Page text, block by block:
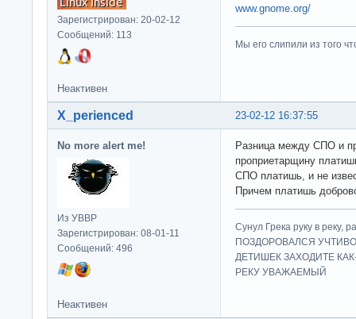
Зарегистрирован: 20-02-12
Сообщений: 113
www.gnome.org/
Мы его слипили из того
Неактивен
23-02-12 16:37:55
X_perienced
No more alert me!
Из УВВР
Зарегистрирован: 08-01-11
Сообщений: 496
Разница между СПО и
проприетарщину
СПО платишь, и не
Причем платишь
Сунул Грека руку в
ПОЗДОРОВАЛСЯ
ДЕТИШЕК ЗАХОДИТЕ
РЕКУ УВАЖАЕМЫЙ
Неактивен